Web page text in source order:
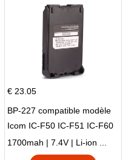
€ 23.05
BP-227 compatible modèle
Icom IC-F50 IC-F51 IC-F60
IC-F61 IC-M87
1700mah | 7.4V | Li-ion ...